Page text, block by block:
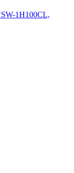
1H100CL,